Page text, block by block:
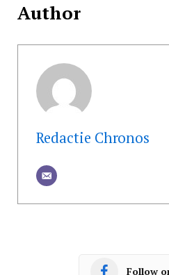
Author
Redactie Chronos
Follow